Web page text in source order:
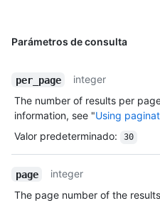
Parámetros de consulta
per_page
integer
The number of results per
information, see "Using
Valor predeterminado: 30
page
integer
The page number of the